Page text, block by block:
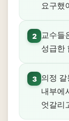
요구했
2
교수들
성급한
3
의정
내부에
엇갈리